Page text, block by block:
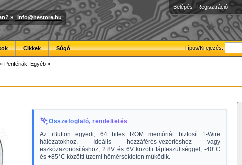
Belépés | Regisztráció
» info@hestore.hu
Típus/Kifejezés:
Cikkek Súgó
» Perifériák, Egyéb »
Összefoglaló, rendeltetés
Az iButton egyedi, 64 bites ROM memóriát biztosít 1-Wire
hálózatokhoz. Ideális hozzáférés-vezérléshez vagy
eszközazonosításhoz, 2.8V és 6V közötti tápfeszültséggel, -40°C
és +85°C közötti üzemi hőmérsékleten működik.